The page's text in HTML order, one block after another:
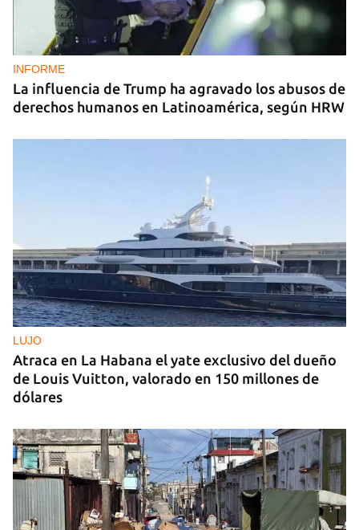
INFORME
La influencia de Trump ha agravado los abusos de
derechos humanos en Latinoamérica, según HRW
LUJO
Atraca en La Habana el yate exclusivo del dueño
de Louis Vuitton, valorado en 150 millones de
dólares